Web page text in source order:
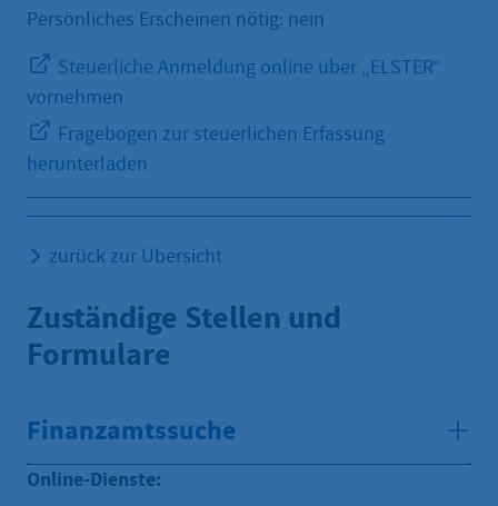
Persönliches Erscheinen nötig: nein
Steuerliche Anmeldung online über „ELSTER“
vornehmen
Fragebogen zur steuerlichen Erfassung
herunterladen
zurück zur Übersicht
Zuständige Stellen und
Formulare
Finanzamtssuche
Online-Dienste: